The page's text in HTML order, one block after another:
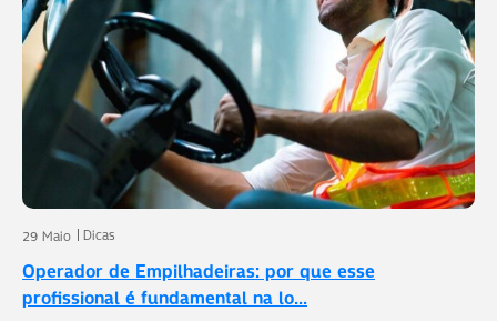
29 Maio Dicas
Operador de Empilhadeiras: por que esse
profissional é fundamental na lo...